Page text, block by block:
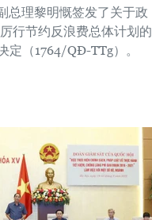
总理黎明慨签发了关于政
行节约反浪费总体计划的
定（1764/QĐ-TTg）。